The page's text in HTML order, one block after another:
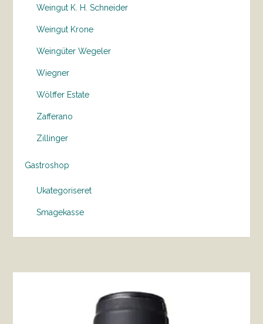
Weingut K. H. Schneider
Weingut Krone
Weingüter Wegeler
Wiegner
Wölffer Estate
Zafferano
Zillinger
Gastroshop
Ukategoriseret
Smagekasse